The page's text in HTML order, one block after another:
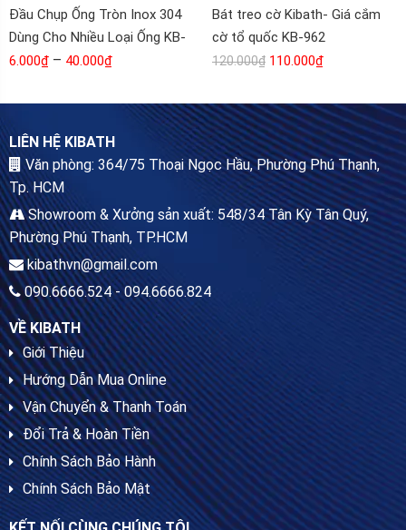
Đầu Chụp Ống Tròn Inox 304
Dùng Cho Nhiều Loại Ống KB-
929
6.000₫ – 40.000₫
Bát treo cờ Kibath- Giá cắm
cờ tổ quốc KB-962
120.000₫ 110.000₫
LIÊN HỆ KIBATH
Văn phòng: 364/75 Thoại Ngọc Hầu, Phường Phú Thạnh,
Tp. HCM
Showroom & Xưởng sản xuất: 548/34 Tân Kỳ Tân Quý,
Phường Phú Thạnh, TP.HCM
kibathvn@gmail.com
090.6666.524 - 094.6666.824
VỀ KIBATH
Giới Thiệu
Hướng Dẫn Mua Online
Vận Chuyển & Thanh Toán
Đổi Trả & Hoàn Tiền
Chính Sách Bảo Hành
Chính Sách Bảo Mật